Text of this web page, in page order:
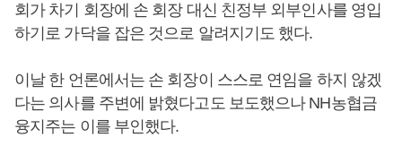
회가 차기 회장에 손 회장 대신 친정부 외부인사를 영입
하기로 가닥을 잡은 것으로 알려지기도 했다.
이날 한 언론에서는 손 회장이 스스로 연임을 하지 않겠
다는 의사를 주변에 밝혔다고도 보도했으나 NH농협금
융지주는 이를 부인했다.